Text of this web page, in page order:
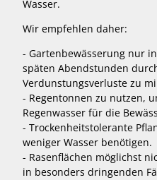
Wasser.
Wir empfehlen daher:
- Gartenbewässerung nur
späten Abendstunden
Verdunstungsverluste zu
- Regentonnen zu nutzen,
Regenwasser für die
- Trockenheitstolerante
weniger Wasser benötigen.
- Rasenflächen möglichst
in besonders dringenden